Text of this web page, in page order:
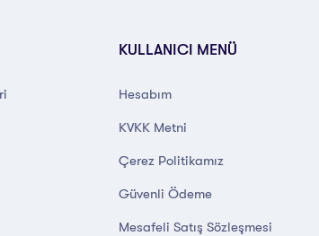
KULLANICI MENÜ
Hesabım
KVKK Metni
Çerez Politikamız
Güvenli Ödeme
Mesafeli Satış Sözleşmesi